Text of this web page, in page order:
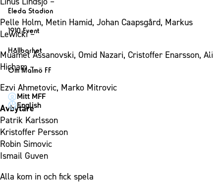
Biljettvillkor
Damlaget
Spelare
Sommarfotboll
Skånecupen
Fotbollsskolan
Fotbollsnätverket
P19
F19
P17
F17
Malmö Trophy
Bli företagspartner
Nätverket
Klubbstolar
Partner dam
Eleda Stadion
Eleda Stadion
Matchdag på Eleda Stadion
MFF-museet & rundvandringar
1910 Event
1910 Event
Fest & Event
Möte
Mässa
Sommarfest
Julshow
Inspiration
Vanliga frågor om 1910 Event
Hållbarhet
Hållbarhet
Himmelsblå framtid – en match för miljön
MFF i samhället
Laget för alla
Nattfotboll
Himmelsblå Tillsammans
Karriärakademin
Grundskolefotboll mot rasismer
Om Malmö FF
Om Malmö FF
Kontakt
Press och media
Historik – herrlaget
Historik – damlaget
Mitt MFF
English
Pelle Holm, Metin Hamid, Johan Caapsgård, Markus
Lewicki –
Muamet Assanovski, Omid Nazari, Cristoffer Enarsson, Ali
Hicham –
Ezvi Ahmetovic, Marko Mitrovic
Avbytare
Patrik Karlsson
Kristoffer Persson
Robin Simovic
Ismail Guven
Alla kom in och fick spela